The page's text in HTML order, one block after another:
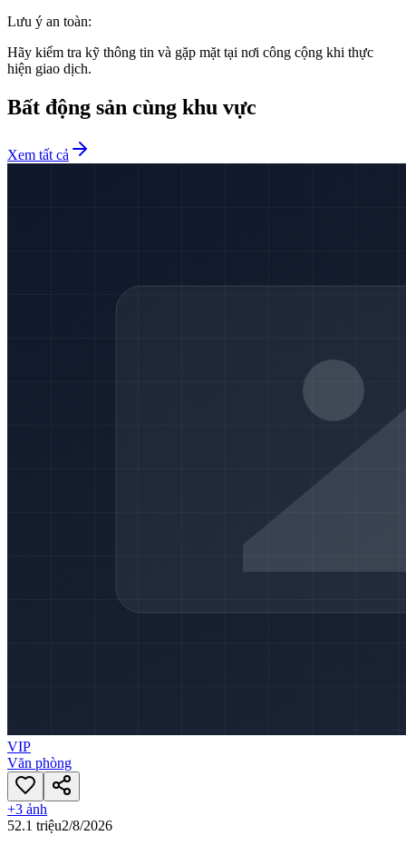
Lưu ý an toàn:
Hãy kiểm tra kỹ thông tin và gặp mặt tại nơi công cộng khi thực
hiện giao dịch.
Bất động sản cùng khu vực
Xem tất cả
VIP
Văn phòng
+3 ảnh
52.1 triệu2/8/2026